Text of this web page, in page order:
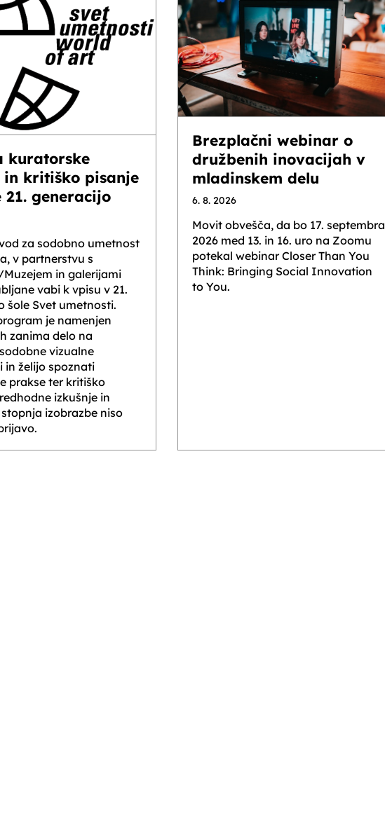
kuratorske
in kritiško pisanje
21. generacijo
za sodobno umetnost
v partnerstvu s
in galerijami
vabi k vpisu v 21.
šole Svet umetnosti.
je namenjen
zanima delo na
vizualne
in želijo spoznati
prakse ter kritiško
izkušnje in
izobrazbe niso
Brezplačni webinar o
družbenih inovacijah v
mladinskem delu
6. 8. 2026
Movit obvešča, da bo 17. septembra
2026 med 13. in 16. uro na Zoomu
potekal webinar Closer Than You
Think: Bringing Social Innovation
to You.